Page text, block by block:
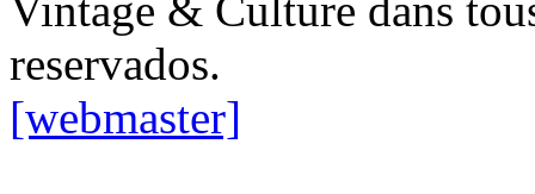
reservados.
[webmaster]